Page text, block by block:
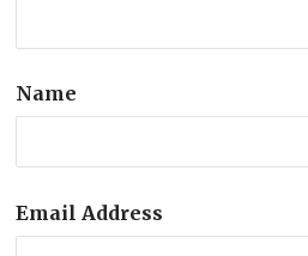
Name
Email Address